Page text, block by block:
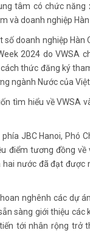
mại tỉnh Jeonbuk tại Hà Nội
chức trực thuộc
tâm có chức
và doanh nghiệp
số doanh nghiệp
2024 do VWSA
thức đăng ký
ngành Nước của
tìm hiểu về VWSA
JBC Hanoi, Phó
điểm tương đồng